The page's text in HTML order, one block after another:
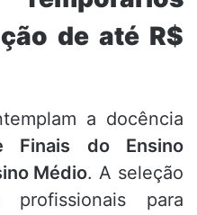
de até R$
a docência
Finais do Ensino
Médio. A seleção
para